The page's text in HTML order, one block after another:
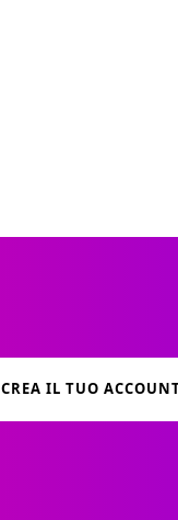
CREA IL TUO